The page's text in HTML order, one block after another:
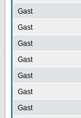
Gast
Gast
Gast
Gast
Gast
Gast
Gast